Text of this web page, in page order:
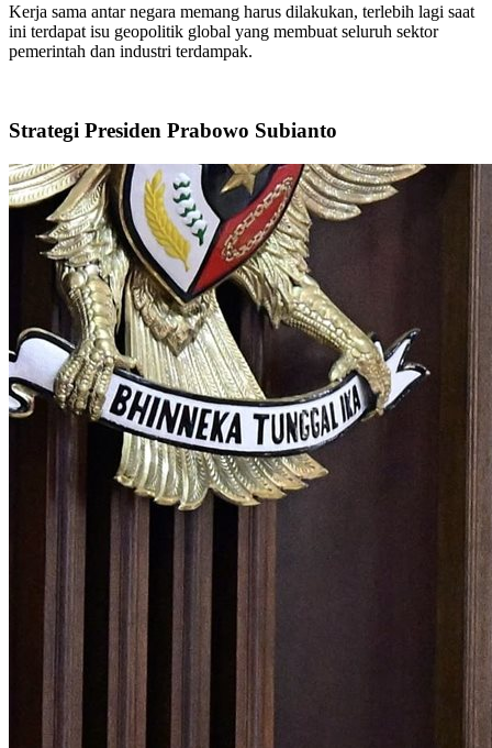
Kerja sama antar negara memang harus dilakukan, terlebih lagi saat
ini terdapat isu geopolitik global yang membuat seluruh sektor
pemerintah dan industri terdampak.
Strategi Presiden Prabowo Subianto